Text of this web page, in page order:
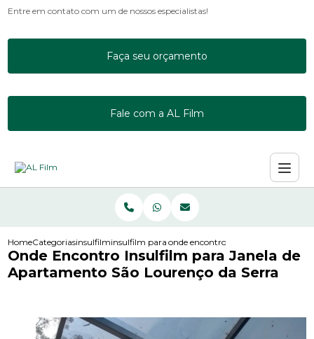
Entre em contato com um de nossos especialistas!
Faça seu orçamento
Fale com a AL Film
HomeCategoriasinsulfilminsulfilm para escritorioonde encontro insulfilm para janela
Onde Encontro Insulfilm para Janela de
Apartamento São Lourenço da Serra